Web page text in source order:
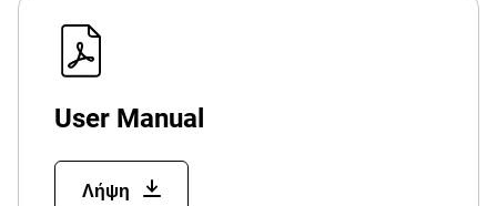
User Manual
Λήψη